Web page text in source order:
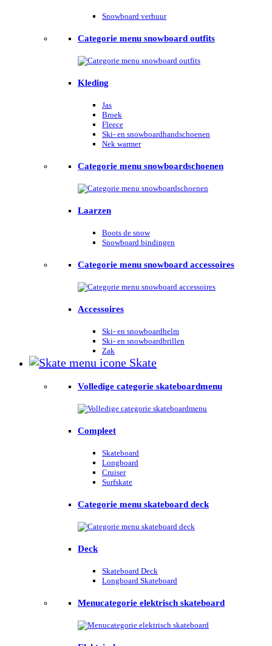
Snowboard verhuur
Categorie menu snowboard outfits
Kleding
Jas
Broek
Fleece
Ski- en snowboardhandschoenen
Nek warmer
Categorie menu snowboardschoenen
Laarzen
Boots de snow
Snowboard bindingen
Categorie menu snowboard accessoires
Accessoires
Ski- en snowboardhelm
Ski- en snowboardbrillen
Zak
Skate
Volledige categorie skateboardmenu
Compleet
Skateboard
Longboard
Cruiser
Surfskate
Categorie menu skateboard deck
Deck
Skateboard Deck
Longboard Skateboard
Menucategorie elektrisch skateboard